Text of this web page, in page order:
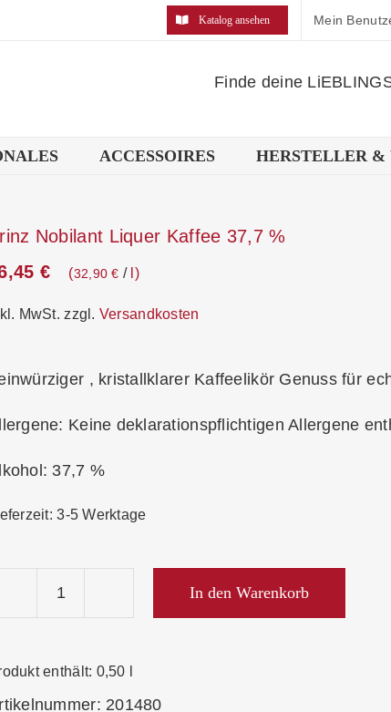
Katalog ansehen Mein
Finde deine
ACCESSOIRES HERSTELLER &
Nobilant Liquer Kaffee 37,7 %
€ 32,90€ / l
MwSt. zzgl. Versandkosten
, kristallklarer Kaffeelikör Genuss für
Keine deklarationspflichtigen Allergene
37,7 %
3-5 Werktage
In den Warenkorb
enthält: 0,50 l
201480